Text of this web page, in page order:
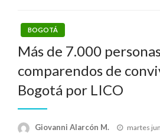
BOGOTÁ
Más de 7.000
comparendos de
Bogotá por LICO
Giovanni Alarcón M.
Publicado
martes